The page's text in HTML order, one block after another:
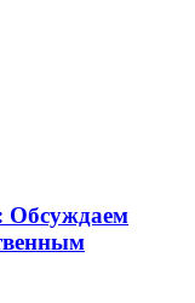
Обсуждаем